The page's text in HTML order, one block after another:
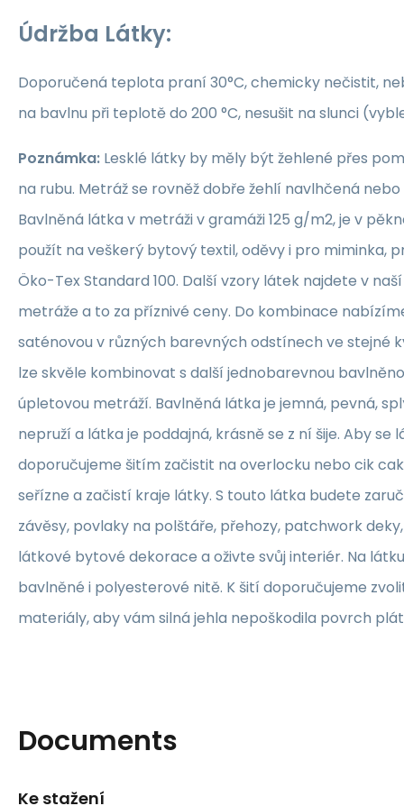
Údržba Látky:
Doporučená teplota praní 30°C, chemicky nečistit,
na bavlnu při teplotě do 200 °C, nesušit na slunci
Poznámka: Lesklé látky by měly být žehlené přes
na rubu. Metráž se rovněž dobře žehlí navlhčená
Bavlněná látka v metráži v gramáži 125 g/m2, je v
použít na veškerý bytový textil, oděvy i pro miminka,
Öko-Tex Standard 100. Další vzory látek najdete v
metráže a to za příznivé ceny. Do kombinace
saténovou v různých barevných odstínech ve stejné
lze skvěle kombinovat s další jednobarevnou
úpletovou metráží. Bavlněná látka je jemná, pevná,
nepruží a látka je poddajná, krásně se z ní šije. Aby se
doporučujeme šitím začistit na overlocku nebo cik
seřízne a začistí kraje látky. S touto látka budete
závěsy, povlaky na polštáře, přehozy, patchwork
látkové bytové dekorace a oživte svůj interiér. Na
bavlněné i polyesterové nitě. K šití doporučujeme
materiály, aby vám silná jehla nepoškodila povrch
Documents
Ke stažení